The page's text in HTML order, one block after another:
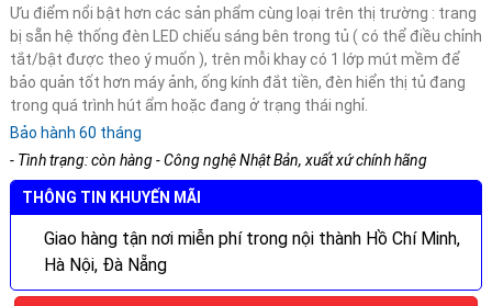
Ưu điểm nổi bật hơn các sản phẩm cùng loại trên thị trường : trang
bị sẵn hệ thống đèn LED chiếu sáng bên trong tủ ( có thể điều chỉnh
tắt/bật được theo ý muốn ), trên mỗi khay có 1 lớp mút mềm để
bảo quản tốt hơn máy ảnh, ống kính đắt tiền, đèn hiển thị tủ đang
trong quá trình hút ẩm hoặc đang ở trạng thái nghỉ.
Bảo hành 60 tháng
- Tình trạng: còn hàng - Công nghệ Nhật Bản, xuất xứ chính hãng
THÔNG TIN KHUYẾN MÃI
Giao hàng tận nơi miễn phí trong nội thành Hồ Chí Minh,
Hà Nội, Đà Nẵng